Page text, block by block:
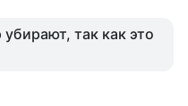
так как это